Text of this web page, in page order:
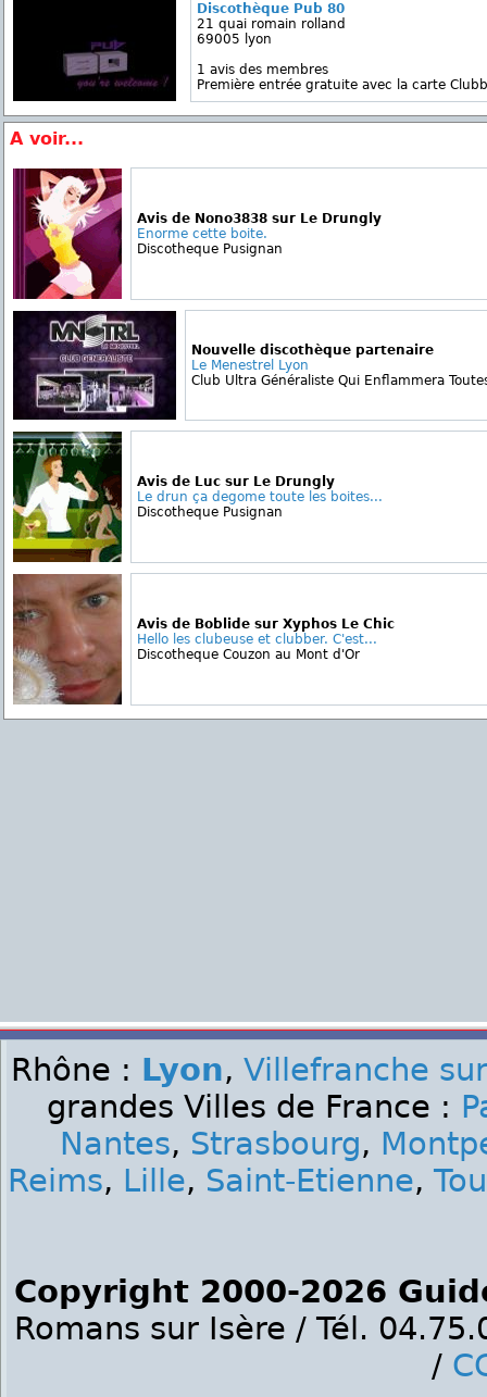
Discothèque Pub 80
21 quai romain rolland
69005 lyon
1 avis des membres
Première entrée gratuite avec la carte
A voir...
Avis de Nono3838 sur Le Drungly
Enorme cette boite.
Discotheque Pusignan
Nouvelle discothèque partenaire
Le Menestrel Lyon
Club Ultra Généraliste Qui Enflammera
Avis de Luc sur Le Drungly
Le drun ça degome toute les boites...
Discotheque Pusignan
Avis de Boblide sur Xyphos Le Chic
Hello les clubeuse et clubber. C'est...
Discotheque Couzon au Mont d'Or
Rhône : Lyon, Villefranche
grandes Villes de France :
Nantes, Strasbourg,
Reims, Lille, Saint-Etienne,
Copyright 2000-2026
Romans sur Isère / Tél.
/